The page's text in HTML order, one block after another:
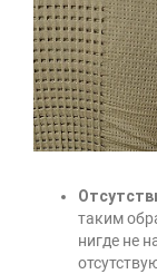
таким
нигде не